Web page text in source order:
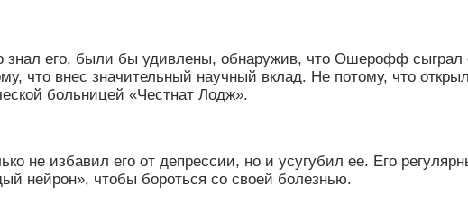
его, были бы удивлены, обнаружив, что Ошерофф сыграл
что внес значительный научный вклад. Не потому, что
больницей «Честнат Лодж».
не избавил его от депрессии, но и усугубил ее. Его
нейрон», чтобы бороться со своей болезнью.